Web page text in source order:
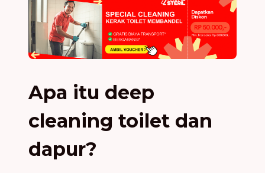
Apa itu deep
cleaning toilet dan
dapur?